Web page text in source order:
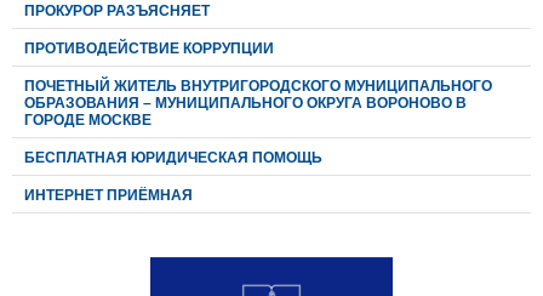
ПРОКУРОР РАЗЪЯСНЯЕТ
ПРОТИВОДЕЙСТВИЕ КОРРУПЦИИ
ПОЧЕТНЫЙ ЖИТЕЛЬ ВНУТРИГОРОДСКОГО МУНИЦИПАЛЬНОГО
ОБРАЗОВАНИЯ – МУНИЦИПАЛЬНОГО ОКРУГА ВОРОНОВО В
ГОРОДЕ МОСКВЕ
БЕСПЛАТНАЯ ЮРИДИЧЕСКАЯ ПОМОЩЬ
ИНТЕРНЕТ ПРИЁМНАЯ